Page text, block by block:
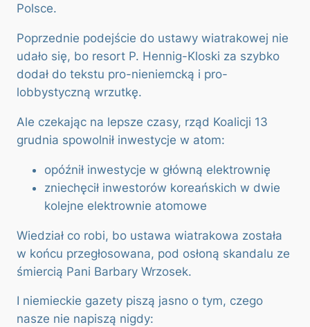
Polsce.
Poprzednie podejście do ustawy wiatrakowej nie
udało się, bo resort P. Hennig-Kloski za szybko
dodał do tekstu pro-nieniemcką i pro-
lobbystyczną wrzutkę.
Ale czekając na lepsze czasy, rząd Koalicji 13
grudnia spowolnił inwestycje w atom:
opóźnił inwestycje w główną elektrownię
zniechęcił inwestorów koreańskich w dwie
kolejne elektrownie atomowe
Wiedział co robi, bo ustawa wiatrakowa została
w końcu przegłosowana, pod osłoną skandalu ze
śmiercią Pani Barbary Wrzosek.
I niemieckie gazety piszą jasno o tym, czego
nasze nie napiszą nigdy: